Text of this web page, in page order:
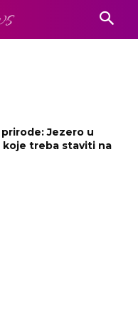
Jezero u
koje treba staviti na